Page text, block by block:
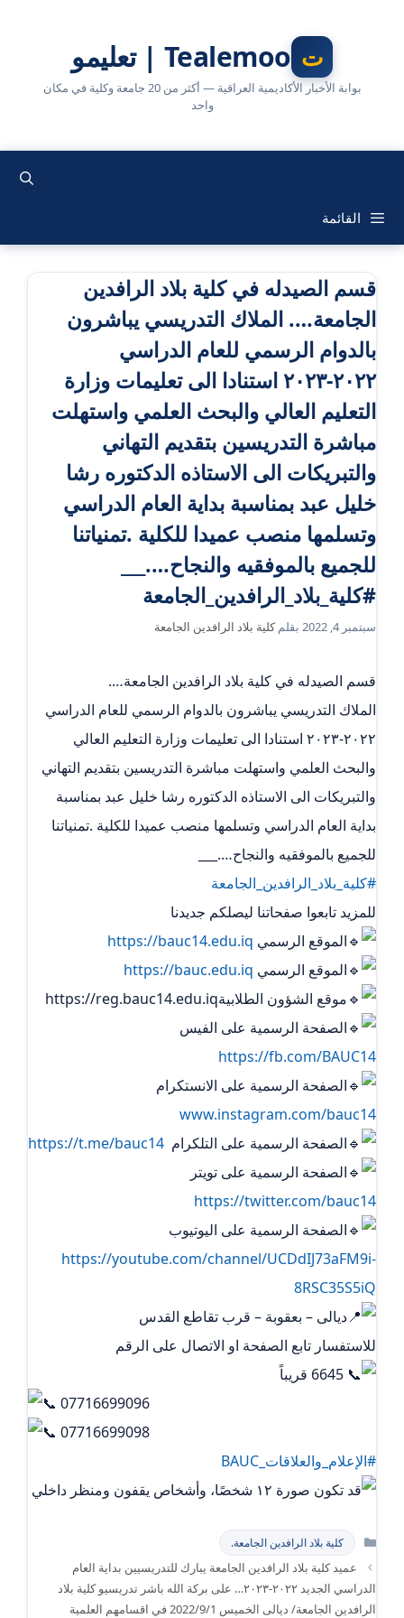
Tealemoo | تعليمو
بوابة الأخبار الأكاديمية العراقية — أكثر من 20 جامعة وكلية في مكان
واحد
القائمة
قسم الصيدله في كلية بلاد الرافدين
الجامعة…. الملاك التدريسي يباشرون
بالدوام الرسمي للعام الدراسي
٢٠٢٢-٢٠٢٣ استنادا الى تعليمات وزارة
التعليم العالي والبحث العلمي واستهلت
مباشرة التدريسين بتقديم التهاني
والتبريكات الى الاستاذه الدكتوره رشا
خليل عبد بمناسبة بداية العام الدراسي
وتسلمها منصب عميدا للكلية .تمنياتنا
للجميع بالموفقيه والنجاح….___
#كلية_بلاد_الرافدين_الجامعة
سبتمبر 4, 2022 بقلمكلية بلاد الرافدين الجامعة
قسم الصيدله في كلية بلاد الرافدين الجامعة….
الملاك التدريسي يباشرون بالدوام الرسمي للعام الدراسي
٢٠٢٢-٢٠٢٣ استنادا الى تعليمات وزارة التعليم العالي
والبحث العلمي واستهلت مباشرة التدريسين بتقديم التهاني
والتبريكات الى الاستاذه الدكتوره رشا خليل عبد بمناسبة
بداية العام الدراسي وتسلمها منصب عميدا للكلية .تمنياتنا
للجميع بالموفقيه والنجاح….___
#كلية_بلاد_الرافدين_الجامعة
للمزيد تابعوا صفحاتنا ليصلكم جديدنا
الموقع الرسمي https://bauc14.edu.iq
الموقع الرسمي https://bauc.edu.iq
موقع الشؤون الطلابيةhttps://reg.bauc14.edu.iq
الصفحة الرسمية على الفيس
https://fb.com/BAUC14
الصفحة الرسمية على الانستكرام
www.instagram.com/bauc14
الصفحة الرسمية على التلكرام ‏ https://t.me/bauc14
الصفحة الرسمية على تويتر
https://twitter.com/bauc14
الصفحة الرسمية على اليوتيوب
https://youtube.com/channel/UCDdIJ73aFM9i-
8RSC35S5iQ
ديالى – بعقوبة – قرب تقاطع القدس
للاستفسار تابع الصفحة او الاتصال على الرقم
07716699096
07716699098
#الإعلام_والعلاقات_BAUC
التصنيفات
كلية بلاد الرافدين الجامعة.
عميد كلية بلاد الرافدين الجامعة يبارك للتدريسيين بداية العام
الدراسي الجديد ٢٠٢٢-٢٠٢٣… على بركة الله باشر تدريسيو كلية بلاد
الرافدين الجامعة/ ديالى الخميس 2022/9/1 في اقسامهم العلمية